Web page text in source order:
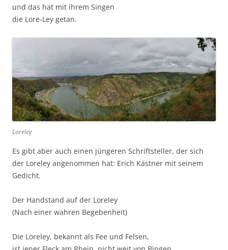
und das hat mit ihrem Singen
die Lore-Ley getan.
Loreley
Es gibt aber auch einen jüngeren Schriftsteller, der sich
der Loreley angenommen hat: Erich Kästner mit seinem
Gedicht.
Der Handstand auf der Loreley
(Nach einer wahren Begebenheit)
Die Loreley, bekannt als Fee und Felsen,